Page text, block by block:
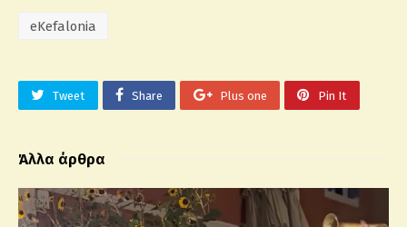
eKefalonia
Tweet Share Plus one Pin It
Άλλα άρθρα